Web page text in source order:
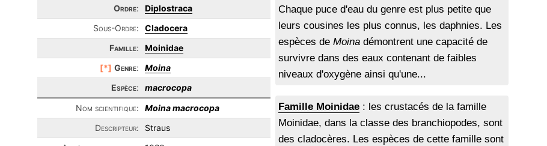
Ordre:
Diplostraca
Sous-Ordre:
Cladocera
Famille:
Moinidae
[*] Genre:
Moina
Espèce:
macrocopa
Nom scientifique:
Moina macrocopa
Descripteur:
Straus
Chaque puce d'eau du genre est plus petite que
leurs cousines les plus connus, les daphnies. Les
espèces deMoina démontrent une capacité de
survivre dans des eaux contenant de faibles
niveaux d'oxygène ainsi qu'une...
Famille Moinidae : les crustacés de la famille
Moinidae, dans la classe des branchiopodes, sont
des cladocères. Les espèces de cette famille sont